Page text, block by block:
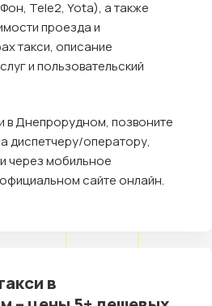
Tele2, Yota), а также
проезда и
такси, описание
и пользовательский
в Днепрорудном, позвоните
диспетчеру/оператору,
через мобильное
сайте онлайн.
в